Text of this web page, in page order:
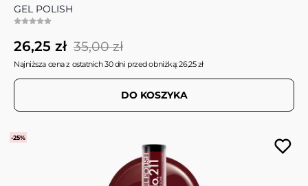
GEL POLISH
26,25 zł 35,00 zł
Najniższa cena z ostatnich 30 dni przed obniżką: 26,25 zł
DO KOSZYKA
-25%